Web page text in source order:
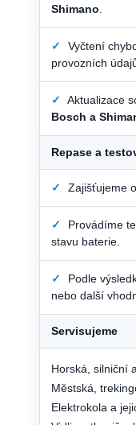
Shimano.
✓
Vyčtení
provozních
✓
Aktualizace
Bosch a
Repase a
✓ Zajišťujeme
✓
Provádíme
stavu baterie.
✓
Podle
nebo další
Servisujeme
Horská, silniční
Městská,
Elektrokola a